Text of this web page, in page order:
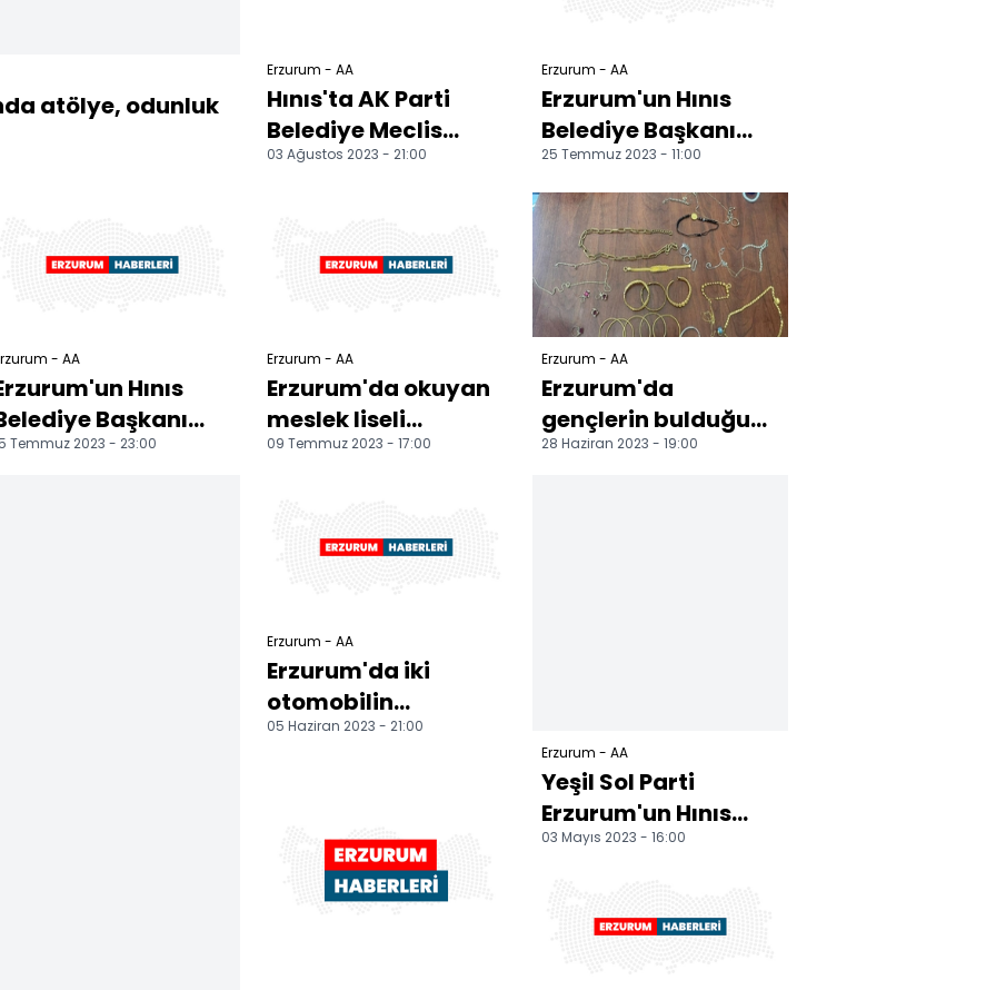
atölye, odunluk
Erzurum - AA
Hınıs'ta AK Parti
Belediye Meclis
Üyesi Serdal Şan,
03 Ağustos 2023 - 21:00
Erzurum - AA
Erzurum'un Hınıs
Belediye Başkanı
Eren, hayatını
kaybetti
25 Temmuz 2023 - 11:00
- AA
Hınıs
Başkanı
kürsüde kalp
Temmuz 2023 - 23:00
Erzurum - AA
Erzurum'da okuyan
meslek liseli
öğrenciler Viyana
09 Temmuz 2023 - 17:00
Erzurum - AA
Erzurum'da
gençlerin bulduğu
500 bin liralık altın
28 Haziran 2023 - 19:00
Erzurum - AA
Erzurum'da iki
otomobilin
çarpıştığı kazada 5
05 Haziran 2023 - 21:00
Erzurum - AA
Yeşil Sol Parti
Erzurum'un Hınıs
ilçesinde miting
03 Mayıs 2023 - 16:00